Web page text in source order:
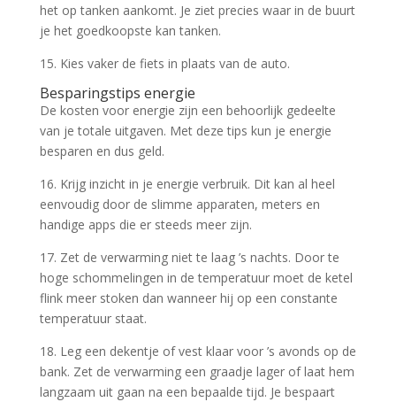
het op tanken aankomt. Je ziet precies waar in de buurt
je het goedkoopste kan tanken.
15. Kies vaker de fiets in plaats van de auto.
Besparingstips energie
De kosten voor energie zijn een behoorlijk gedeelte
van je totale uitgaven. Met deze tips kun je energie
besparen en dus geld.
16. Krijg inzicht in je energie verbruik. Dit kan al heel
eenvoudig door de slimme apparaten, meters en
handige apps die er steeds meer zijn.
17. Zet de verwarming niet te laag ’s nachts. Door te
hoge schommelingen in de temperatuur moet de ketel
flink meer stoken dan wanneer hij op een constante
temperatuur staat.
18. Leg een dekentje of vest klaar voor ’s avonds op de
bank. Zet de verwarming een graadje lager of laat hem
langzaam uit gaan na een bepaalde tijd. Je bespaart